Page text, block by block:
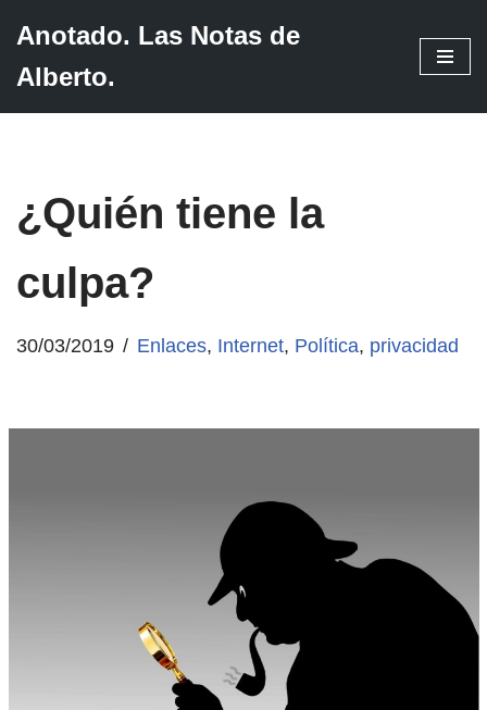
Saltar
Anotado. Las Notas de
Alberto.
¿Quién tiene la
culpa?
30/03/2019 Enlaces, Internet, Política, privacidad